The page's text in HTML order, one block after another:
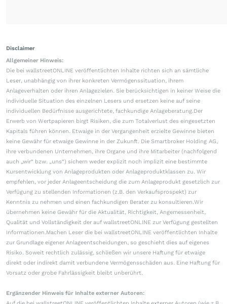
Disclaimer
Allgemeiner Hinweis:
Die bei wallstreetONLINE veröffentlichten Inhalte richten sich an sämtliche
Leser, unabhängig von ihrer konkreten Vermögenssituation, ihrem
Anlageverhalten oder ihren Anlagezielen. Sie berücksichtigen in keiner Weise die
individuelle Situation des einzelnen Lesers und ersetzen keine auf seine
individuellen Bedürfnisse ausgerichtete, fachkundige Anlageberatung.Der
Erwerb von Wertpapieren birgt Risiken, die zum Totalverlust des eingesetzten
Kapitals führen können. Etwaige in der Vergangenheit erzielte Gewinne bieten
keine Gewähr für etwaige Gewinne in der Zukunft. Die Smartbroker Holding AG,
ihre verbundenen Unternehmen, ihre Organe und ihre Mitarbeiter (nachfolgend
auch „wir“ bzw. „uns“) sichern weder explizit noch implizit eine bestimmte
Kursentwicklung von Anlageprodukten oder Anlageproduktklassen zu. Wir
empfehlen, vor jeder Anlageentscheidung die zum Anlageprodukt gesetzlich zur
Verfügung zu stellenden Informationen (z.B. den Verkaufsprospekt) zur
Kenntnis zu nehmen und einen fachkundigen Berater zu konsultieren.Wir
übernehmen keine Gewähr für die Aktualität, Richtigkeit, Angemessenheit,
Qualität und Vollständigkeit der auf wallstreetONLINE zur Verfügung gestellten
Informationen.Machen Leser die bei wallstreetONLINE veröffentlichten Inhalte
zur Grundlage eigener Anlageentscheidungen, so geschieht dies auf eigenes
Risiko. Soweit rechtlich zulässig, schließen wir unsere Haftung für etwaige
direkt oder indirekt damit verbundene Vermögensschäden aus. Eine Haftung für
Vorsatz oder grobe Fahrlässigkeit bleibt unberührt.
Ergänzender Hinweis für Inhalte externer Autoren: